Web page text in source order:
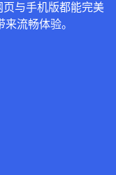
页与手机版都能完美
流畅体验。